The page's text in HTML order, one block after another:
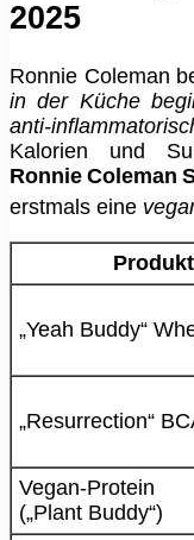
2025
Ronnie Coleman
in der Küche
Kalorien und
Ronnie
erstmals eine
Produkt
„Yeah Buddy“
„Resurrection“
Vegan‑Protein
(„Plant Buddy“)